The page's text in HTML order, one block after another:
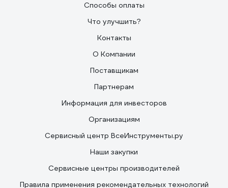
Способы оплаты
Что улучшить?
Контакты
О Компании
Поставщикам
Партнерам
Информация для инвесторов
Организациям
Сервисный центр ВсеИнструменты.ру
Наши закупки
Сервисные центры производителей
Правила применения рекомендательных технологий